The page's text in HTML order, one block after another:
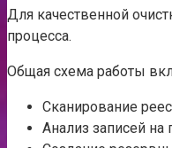
Для качественной
процесса.
Общая схема работы
Сканирование
Анализ записей